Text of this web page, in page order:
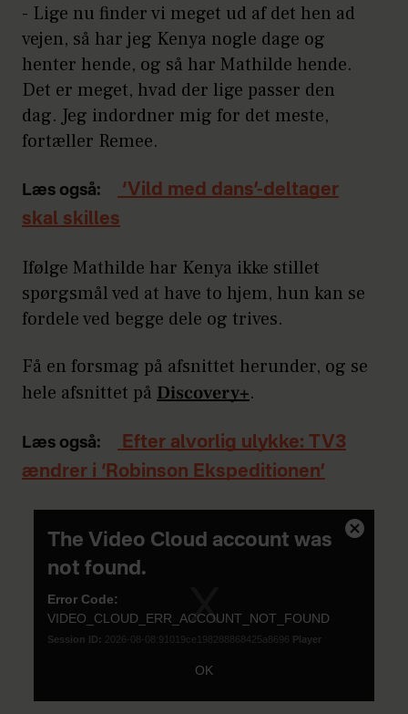
- Lige nu finder vi meget ud af det hen ad
vejen, så har jeg Kenya nogle dage og
henter hende, og så har Mathilde hende.
Det er meget, hvad der lige passer den
dag. Jeg indordner mig for det meste,
fortæller Remee.
Læs også:
‘Vild med dans’-deltager
skal skilles
Ifølge Mathilde har Kenya ikke stillet
spørgsmål ved at have to hjem, hun kan se
fordele ved begge dele og trives.
Få en forsmag på afsnittet herunder, og se
hele afsnittet på Discovery+.
Læs også:
Efter alvorlig ulykke: TV3
ændrer i ‘Robinson Ekspeditionen’
modal
window.
The Video Cloud account was
not found.
Error Code:
VIDEO_CLOUD_ERR_ACCOUNT_NOT_FOUND
Session ID: 2026-08-08:91019ce198288868425a8696 Player
OK
Close